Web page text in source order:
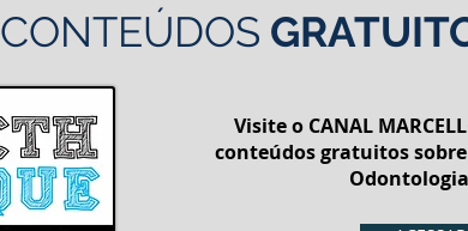
CONTEÚDOS
Visite o CANAL
conteúdos gratuitos